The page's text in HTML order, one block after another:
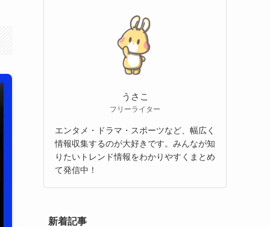
うさこ
フリーライター
エンタメ・ドラマ・スポーツなど、幅広く
情報収集するのが大好きです。みんなが知
りたいトレンド情報をわかりやすくまとめ
て発信中！
新着記事